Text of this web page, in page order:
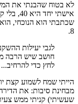
לא בטוח שהבנתי את
שכתבתי הוא הנוכחי, הוא
8.
לגבי יעילות
חושב שיש הרבה
לחץ כדי להרחיב...
הייתי שמח לשמוע קצת
מבחינת סיבות: את